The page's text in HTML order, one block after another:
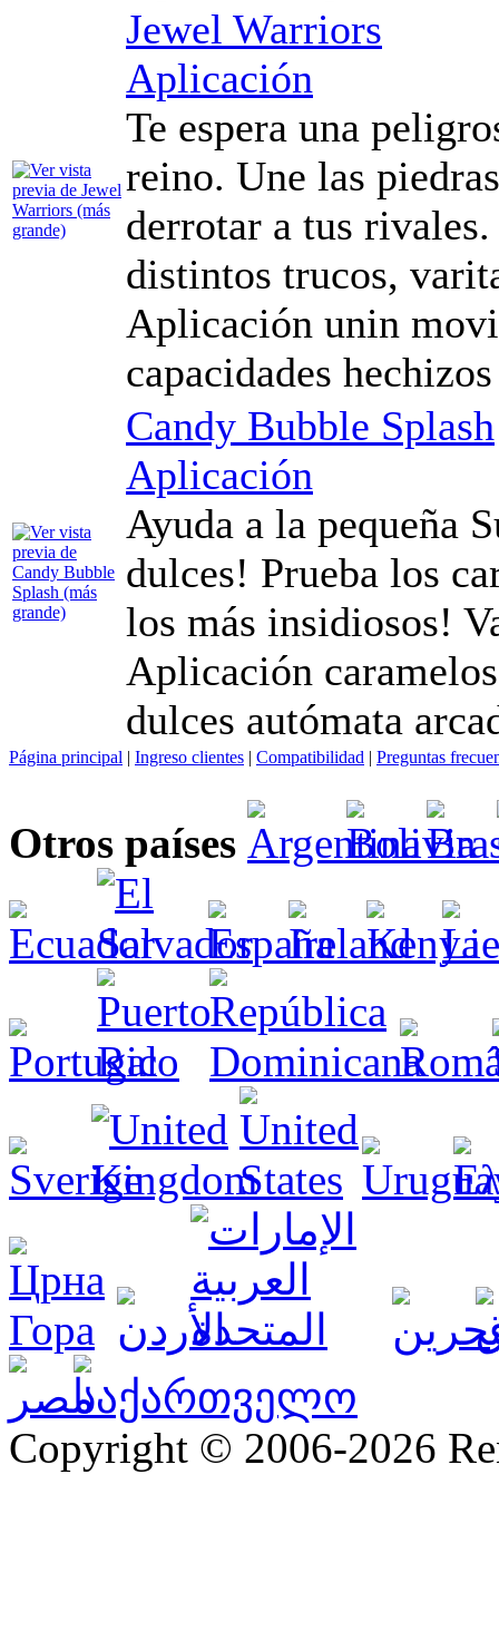
Jewel Warriors
Aplicación
Te espera una
reino. Une las
derrotar a tus
distintos trucos,
Aplicación unin
capacidades hechizos
Candy Bubble Splash
Aplicación
Ayuda a la pequeña
dulces! Prueba los
los más insidiosos!
Aplicación
dulces autómata
Página principal | Ingreso clientes | Compatibilidad | Preguntas
Otros países
Copyright © 2006-2026